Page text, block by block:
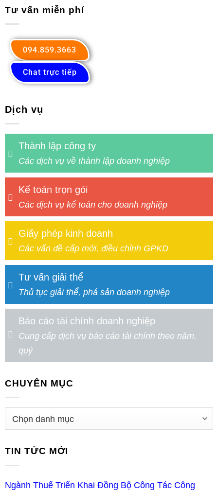
Tư vấn miễn phí
094.859.3663
Chat trực tiếp
Dịch vụ
Thành lập công ty
Các dịch vụ về thành lập doanh nghiệp
Kế toán trọn gói
Các dịch vụ kế toán cho doanh nghiệp
Giấy phép kinh doanh
Các vấn đề cấp mới, điều chỉnh GPKD
Tư vấn giải thể
Thủ tục giải thể, phá sản doanh nghiệp
Báo cáo tài chính doanh nghiệp
Cung cấp dịch vụ báo cáo tài chính theo năm,
quý
CHUYÊN MỤC
TIN TỨC MỚI
Ngành Thuế Triển Khai Đồng Bộ Công Tác Công